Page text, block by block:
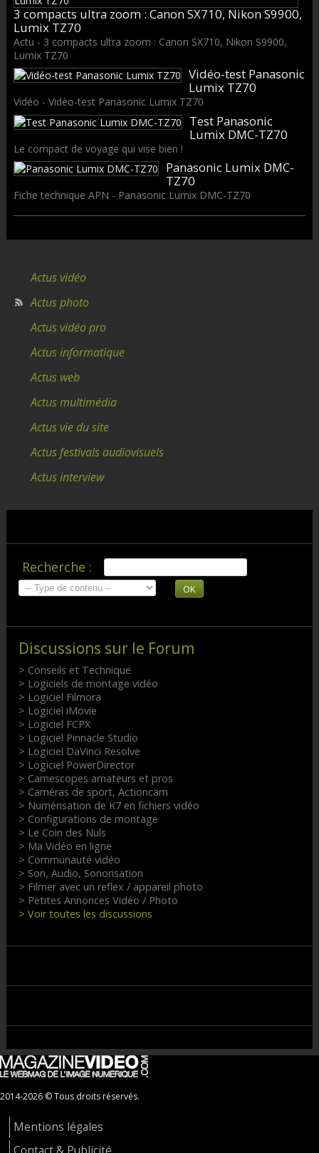
3 compacts ultra zoom : Canon SX710, Nikon S9900,
Lumix TZ70
Actu - 3 compacts ultra zoom : Canon SX710, Nikon S9900,
Lumix TZ70
Vidéo-test Panasonic
Lumix TZ70
Vidéo - Vidéo-test Panasonic Lumix TZ70
Test Panasonic
Lumix DMC-TZ70
Le compact de voyage qui vise bien !
Panasonic Lumix DMC-
TZ70
Fiche technique APN - Panasonic Lumix DMC-TZ70
Actus vidéo
Actus photo
Actus vidéo pro
Actus informatique
Actus web
Actus multimédia
Actus vie du site
Actus festivals audiovisuels
Actus interview
Recherche :
OK
Discussions sur le Forum
> Conseils et Technique
> Logiciels de montage vidéo
> Logiciel Filmora
> Logiciel iMovie
> Logiciel FCPX
> Logiciel Pinnacle Studio
> Logiciel DaVinci Resolve
> Logiciel PowerDirector
> Camescopes amateurs et pros
> Caméras de sport, Actioncam
> Numérisation de K7 en fichiers vidéo
> Configurations de montage
> Le Coin des Nuls
> Ma Vidéo en ligne
> Communauté vidéo
> Son, Audio, Sonorisation
> Filmer avec un reflex / appareil photo
> Petites Annonces Vidéo / Photo
> Voir toutes les discussions
2014-2026 © Tous droits réservés.
Mentions légales